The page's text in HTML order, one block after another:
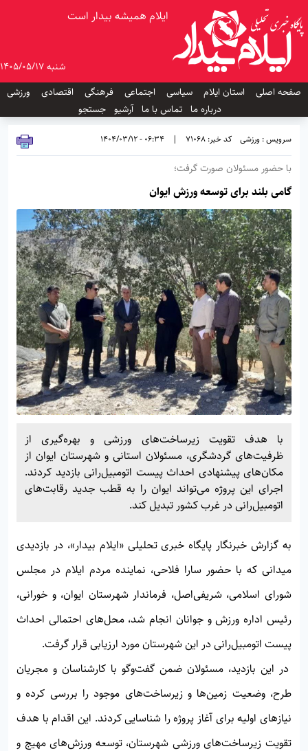
ایلام همیشه بیدار است
شنبه 1405/05/17
صفحه اصلی
استان ایلام سیاسی اجتماعی فرهنگی اقتصادی
ورزشی
درباره ما تماس با ما آرشیو جستجو
سرویس : ورزشی کد خبر: 71068 |
06:34 - 1404/03/12
با حضور مسئولان صورت گرفت؛
گامی بلند برای توسعه ورزش ایوان
با هدف تقویت زیرساخت‌های ورزشی و بهره‌گیری از
ظرفیت‌های گردشگری، مسئولان استانی و شهرستان ایوان از
مکان‌های پیشنهادی احداث پیست اتومبیل‌رانی بازدید کردند.
اجرای این پروژه می‌تواند ایوان را به قطب جدید رقابت‌های
اتومبیل‌رانی در غرب کشور تبدیل کند.
به گزارش خبرنگار پایگاه خبری تحلیلی «ایلام بیدار»، در بازدیدی
میدانی که با حضور سارا فلاحی، نماینده مردم ایلام در مجلس
شورای اسلامی، شریفی‌اصل، فرماندار شهرستان ایوان، و خورانی،
رئیس اداره ورزش و جوانان انجام شد، محل‌های احتمالی احداث
پیست اتومبیل‌رانی در این شهرستان مورد ارزیابی قرار گرفت.
در این بازدید، مسئولان ضمن گفت‌وگو با کارشناسان و مجریان
طرح، وضعیت زمین‌ها و زیرساخت‌های موجود را بررسی کرده و
نیازهای اولیه برای آغاز پروژه را شناسایی کردند. این اقدام با هدف
تقویت زیرساخت‌های ورزشی شهرستان، توسعه ورزش‌های مهیج و